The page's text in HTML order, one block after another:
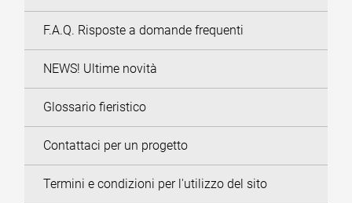
F.A.Q. Risposte a domande frequenti
NEWS! Ultime novità
Glossario fieristico
Contattaci per un progetto
Termini e condizioni per l'utilizzo del sito